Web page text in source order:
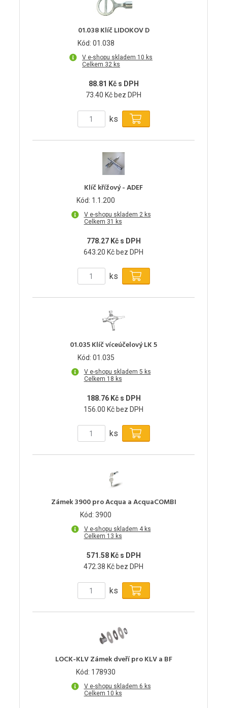
01.038 Klíč LIDOKOV D
Kód: 01.038
V e-shopu skladem 10 ks
Celkem 32 ks
88.81 Kč s DPH
73.40 Kč bez DPH
ks
Klíč křížový - ADEF
Kód: 1.1.200
V e-shopu skladem 2 ks
Celkem 31 ks
778.27 Kč s DPH
643.20 Kč bez DPH
ks
01.035 Klíč víceúčelový LK 5
Kód: 01.035
V e-shopu skladem 5 ks
Celkem 18 ks
188.76 Kč s DPH
156.00 Kč bez DPH
ks
Zámek 3900 pro Acqua a AcquaCOMBI
Kód: 3900
V e-shopu skladem 4 ks
Celkem 13 ks
571.58 Kč s DPH
472.38 Kč bez DPH
ks
LOCK-KLV Zámek dveří pro KLV a BF
Kód: 178930
V e-shopu skladem 6 ks
Celkem 10 ks